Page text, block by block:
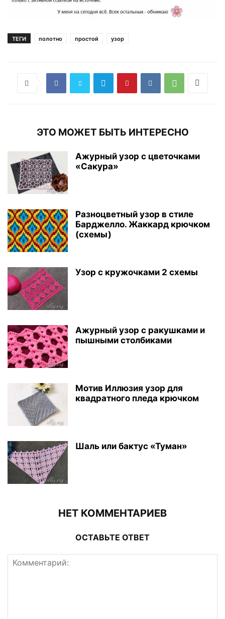
ТЕГИ полотно простой узор
ЭТО МОЖЕТ БЫТЬ ИНТЕРЕСНО
Ажурный узор с цветочками
«Сакура»
Разноцветный узор в стиле
Барджелло. Жаккард крючком
(схемы)
Узор с кружочками 2 схемы
Ажурный узор с ракушками и
пышными столбиками
Мотив Иллюзия узор для
квадратного пледа крючком
Шаль или бактус «Туман»
НЕТ КОММЕНТАРИЕВ
ОСТАВЬТЕ ОТВЕТ